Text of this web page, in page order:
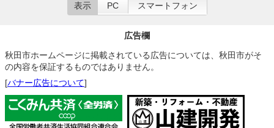
表示 PC スマートフォン
広告欄
秋田市ホームページに掲載されている広告については、秋田市がそ
の内容を保証するものではありません。
[バナー広告について]